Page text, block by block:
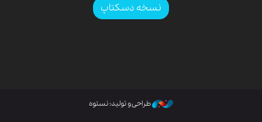
نسخه دسکتاپ
طراحی و تولید: نستوه